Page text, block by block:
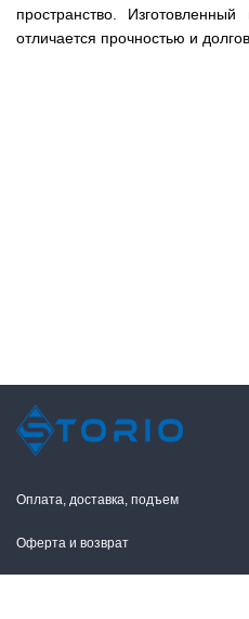
пространство.
отличается прочностью и
Оплата, доставка, подъем
Оферта и возврат